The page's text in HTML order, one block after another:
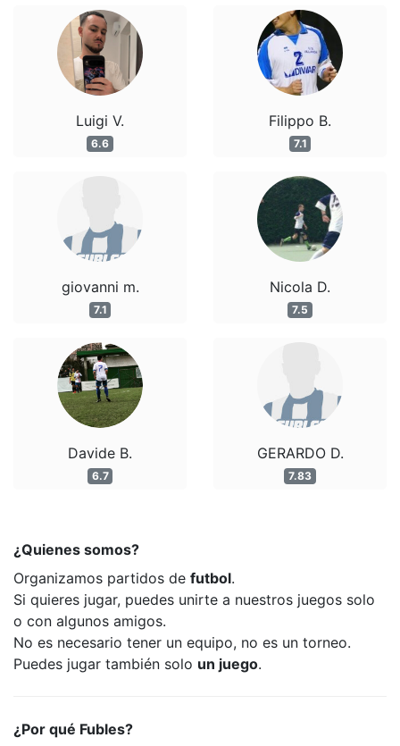
Luigi V.
6.6
giovanni m.
7.1
Davide B.
6.7
Filippo B.
7.1
Nicola D.
7.5
GERARDO D.
7.83
¿Quienes somos?
Organizamos partidos de futbol.
Si quieres jugar, puedes unirte a nuestros juegos solo
o con algunos amigos.
No es necesario tener un equipo, no es un torneo.
Puedes jugar también solo un juego.
¿Por qué Fubles?